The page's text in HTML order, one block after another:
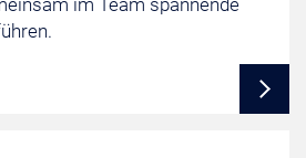
im Team spannende